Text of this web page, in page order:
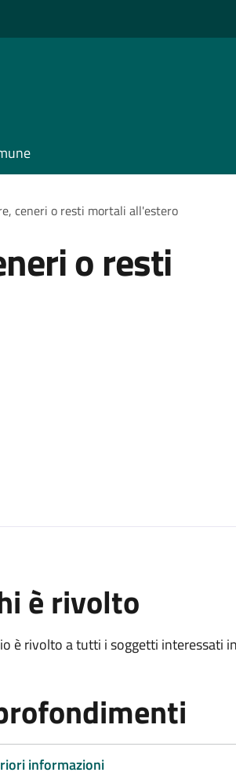
ceneri o resti mortali all'estero
o resti
è rivolto
è rivolto a tutti i soggetti interessati
informazioni